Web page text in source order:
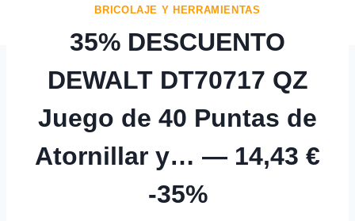
BRICOLAJE Y HERRAMIENTAS
35% DESCUENTO
DEWALT DT70717 QZ
Juego de 40 Puntas de
Atornillar y… — 14,43 €
-35%